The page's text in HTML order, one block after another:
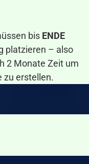
bis ENDE
platzieren – also
2 Monate Zeit um
zu erstellen.